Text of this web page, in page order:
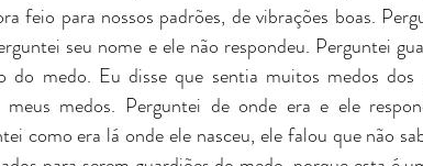
feio para nossos padrões, de vibrações boas.
seu nome e ele não respondeu. Perguntei
do medo. Eu disse que sentia muitos medos
medos. Perguntei de onde era e ele
como era lá onde ele nasceu, ele falou que não